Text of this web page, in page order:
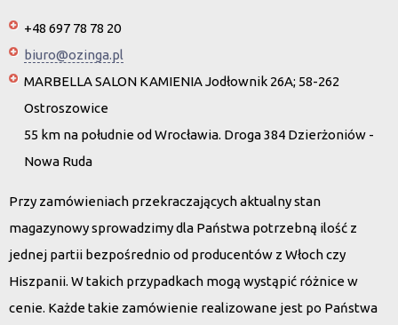
+48 697 78 78 20
biuro@ozinga.pl
MARBELLA SALON KAMIENIA Jodłownik 26A; 58-262
Ostroszowice
55 km na południe od Wrocławia. Droga 384 Dzierżoniów -
Nowa Ruda
Przy zamówieniach przekraczających aktualny stan
magazynowy sprowadzimy dla Państwa potrzebną ilość z
jednej partii bezpośrednio od producentów z Włoch czy
Hiszpanii. W takich przypadkach mogą wystąpić różnice w
cenie. Każde takie zamówienie realizowane jest po Państwa